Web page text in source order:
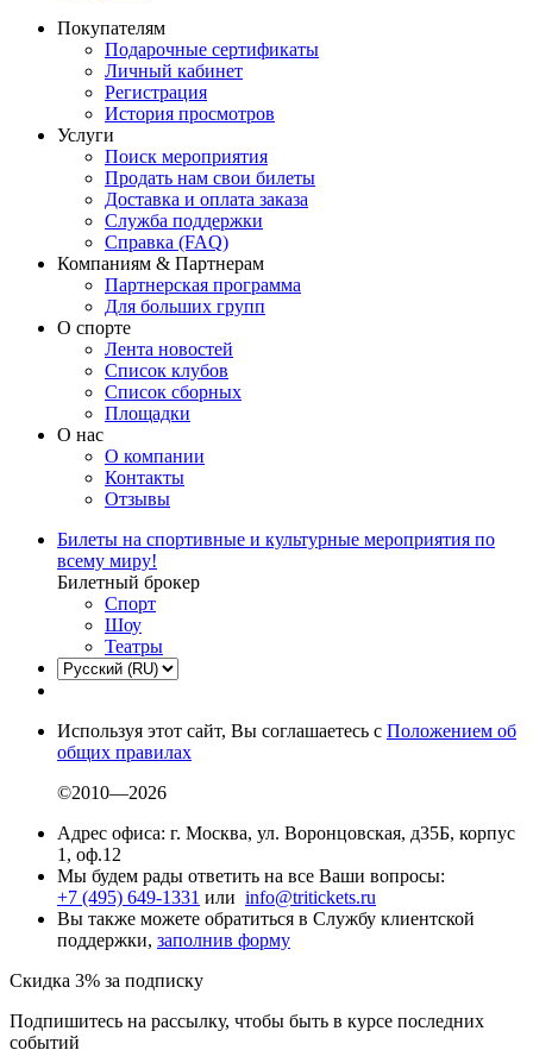
Покупателям
Подарочные сертификаты
Личный кабинет
Регистрация
История просмотров
Услуги
Поиск мероприятия
Продать нам свои билеты
Доставка и оплата заказа
Служба поддержки
Справка (FAQ)
Компаниям & Партнерам
Партнерская программа
Для больших групп
О спорте
Лента новостей
Список клубов
Список сборных
Площадки
О нас
О компании
Контакты
Отзывы
Билеты на спортивные и культурные мероприятия по
всему миру!
Билетный брокер
Спорт
Шоу
Театры
Используя этот сайт, Вы соглашаетесь с Положением об
общих правилах
©2010—2026
Адрес офиса: г. Москва, ул. Воронцовская, д35Б, корпус
1, оф.12
Мы будем рады ответить на все Ваши вопросы:
+7 (495) 649-1331 или info@tritickets.ru
Вы также можете обратиться в Службу клиентской
поддержки, заполнив форму
Скидка 3% за подписку
Подпишитесь на рассылку, чтобы быть в курсе последних
событий